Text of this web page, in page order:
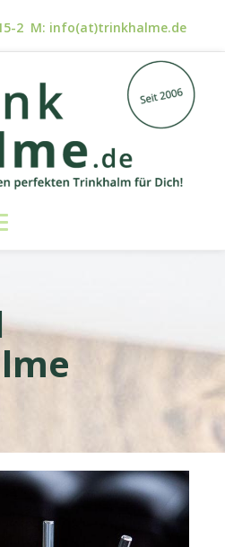
15-2 M: info(at)trinkhalme.de